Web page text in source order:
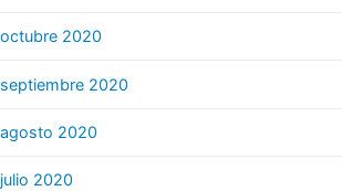
octubre 2020
septiembre 2020
agosto 2020
julio 2020